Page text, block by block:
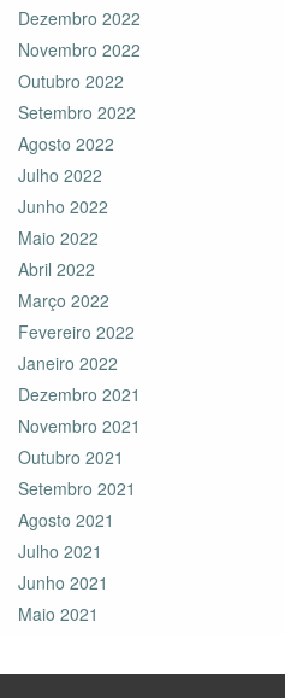
Dezembro 2022
Novembro 2022
Outubro 2022
Setembro 2022
Agosto 2022
Julho 2022
Junho 2022
Maio 2022
Abril 2022
Março 2022
Fevereiro 2022
Janeiro 2022
Dezembro 2021
Novembro 2021
Outubro 2021
Setembro 2021
Agosto 2021
Julho 2021
Junho 2021
Maio 2021